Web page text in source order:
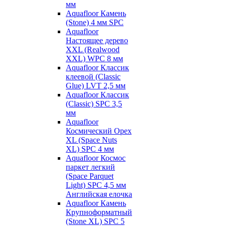
мм
Aquafloor Камень
(Stone) 4 мм SPC
Aquafloor
Настоящее дерево
XXL (Realwood
XXL) WPC 8 мм
Aquafloor Классик
клеевой (Classic
Glue) LVT 2,5 мм
Aquafloor Классик
(Classic) SPC 3,5
мм
Aquafloor
Космический Орех
XL (Space Nuts
XL) SPC 4 мм
Aquafloor Космос
паркет легкий
(Space Parquet
Light) SPC 4,5 мм
Английская елочка
Aquafloor Камень
Крупноформатный
(Stone XL) SPC 5